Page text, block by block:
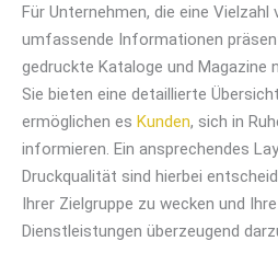
Für Unternehmen, die eine
umfassende Informationen
gedruckte Kataloge und Magazine
Sie bieten eine detaillierte
ermöglichen es Kunden, sich in
informieren. Ein ansprechendes
Druckqualität sind hierbei
Ihrer Zielgruppe zu wecken und
Dienstleistungen überzeugend